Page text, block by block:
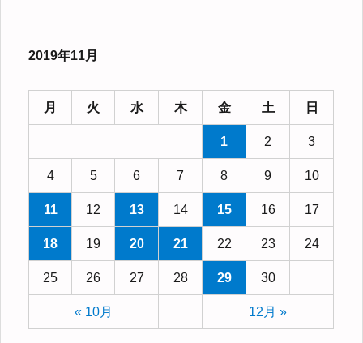
2019年11月
月 火 水 木 金 土 日
« 10月 12月 »
1 2 3
4 5 6 7 8 9 10
11 12 13 14 15 16 17
18 19 20 21 22 23 24
25 26 27 28 29 30